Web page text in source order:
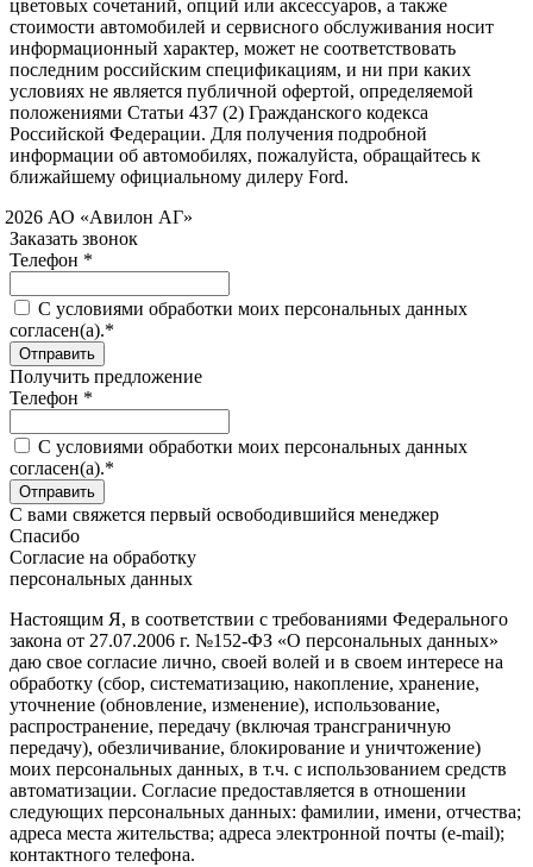
цветовых сочетаний, опций или аксессуаров, а также
стоимости автомобилей и сервисного обслуживания носит
информационный характер, может не соответствовать
последним российским спецификациям, и ни при каких
условиях не является публичной офертой, определяемой
положениями Статьи 437 (2) Гражданского кодекса
Российской Федерации. Для получения подробной
информации об автомобилях, пожалуйста, обращайтесь к
ближайшему официальному дилеру Ford.
АО «Авилон АГ»
Заказать звонок
Телефон *
C условиями обработки моих персональных данных
согласен(а).*
Получить предложение
Телефон *
C условиями обработки моих персональных данных
согласен(а).*
С вами свяжется первый освободившийся менеджер
Спасибо
Согласие на обработку
персональных данных
Настоящим Я, в соответствии с требованиями Федерального
закона от 27.07.2006 г. №152-ФЗ «О персональных данных»
даю свое согласие лично, своей волей и в своем интересе на
обработку (сбор, систематизацию, накопление, хранение,
уточнение (обновление, изменение), использование,
распространение, передачу (включая трансграничную
передачу), обезличивание, блокирование и уничтожение)
моих персональных данных, в т.ч. с использованием средств
автоматизации. Согласие предоставляется в отношении
следующих персональных данных: фамилии, имени, отчества;
адреса места жительства; адреса электронной почты (e-mail);
контактного телефона.